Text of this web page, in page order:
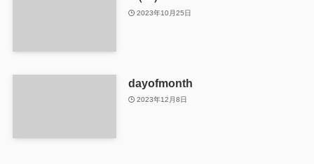
2023年10月25日
dayofmonth
2023年12月8日